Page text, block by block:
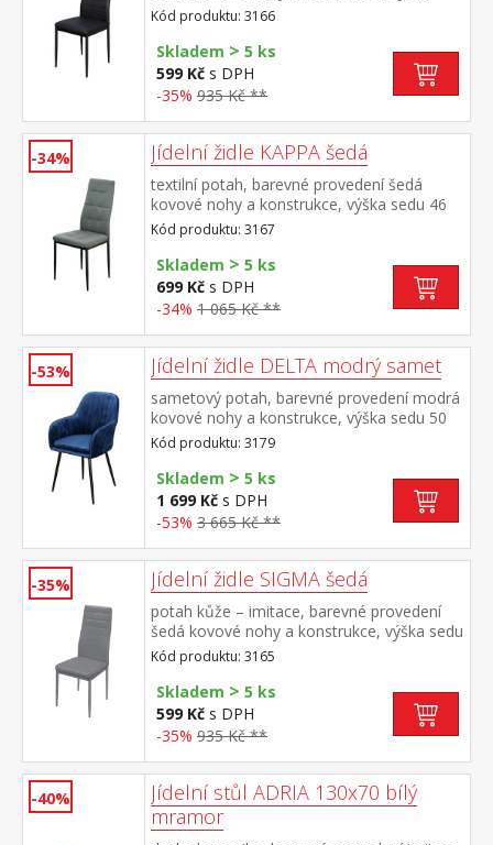
sedu 47 cm
Kód produktu: 3166
Skladem > 5 ks
599 Kč s DPH
-35% 935 Kč **
-34% Jídelní židle KAPPA šedá
textilní potah, barevné provedení šedá
kovové nohy a konstrukce, výška sedu 46
cm
Kód produktu: 3167
Skladem > 5 ks
699 Kč s DPH
-34% 1 065 Kč **
-53% Jídelní židle DELTA modrý samet
sametový potah, barevné provedení modrá
kovové nohy a konstrukce, výška sedu 50
cm
Kód produktu: 3179
Skladem > 5 ks
1 699 Kč s DPH
-53% 3 665 Kč **
-35% Jídelní židle SIGMA šedá
potah kůže – imitace, barevné provedení
šedá kovové nohy a konstrukce, výška sedu
47 cm
Kód produktu: 3165
Skladem > 5 ks
599 Kč s DPH
-35% 935 Kč **
-40%
Jídelní stůl ADRIA 130x70 bílý
mramor